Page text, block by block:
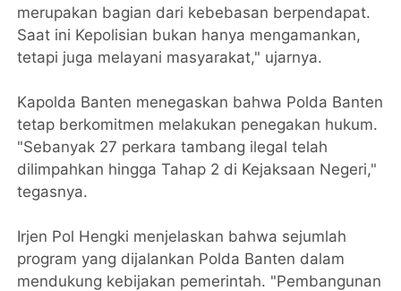
merupakan bagian dari kebebasan berpendapat.
Saat ini Kepolisian bukan hanya mengamankan,
tetapi juga melayani masyarakat," ujarnya.
Kapolda Banten menegaskan bahwa Polda Banten
tetap berkomitmen melakukan penegakan hukum.
"Sebanyak 27 perkara tambang ilegal telah
dilimpahkan hingga Tahap 2 di Kejaksaan Negeri,"
tegasnya.
Irjen Pol Hengki menjelaskan bahwa sejumlah
program yang dijalankan Polda Banten dalam
mendukung kebijakan pemerintah. "Pembangunan